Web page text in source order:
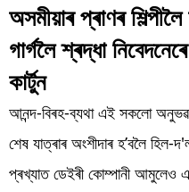
মনোৰঞ্জন
ব্যৱসায়
শিক্ষা
খেল
অসমীয়াৰ প্ৰাণৰ
গাৰ্গলৈ শ্ৰদ্ধা
কাৰ্টুন
আনন্দ-বিৰহ-ব্যথা এই সকলো অনুভৱৰ
শেষ যাত্ৰাৰ অংশীদাৰ হ’বলৈ
প্ৰখ্যাত ডেইৰী কোম্পানী আমুলেও